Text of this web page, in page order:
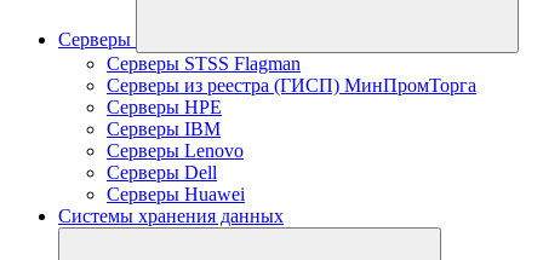
Серверы
Серверы STSS Flagman
Серверы из реестра (ГИСП) МинПромТорга
Серверы HPE
Серверы IBM
Серверы Lenovo
Серверы Dell
Серверы Huawei
Системы хранения данных